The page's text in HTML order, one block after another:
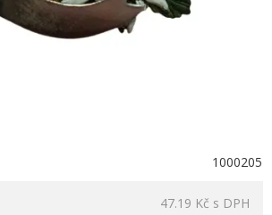
1000205
47.19 Kč s DPH